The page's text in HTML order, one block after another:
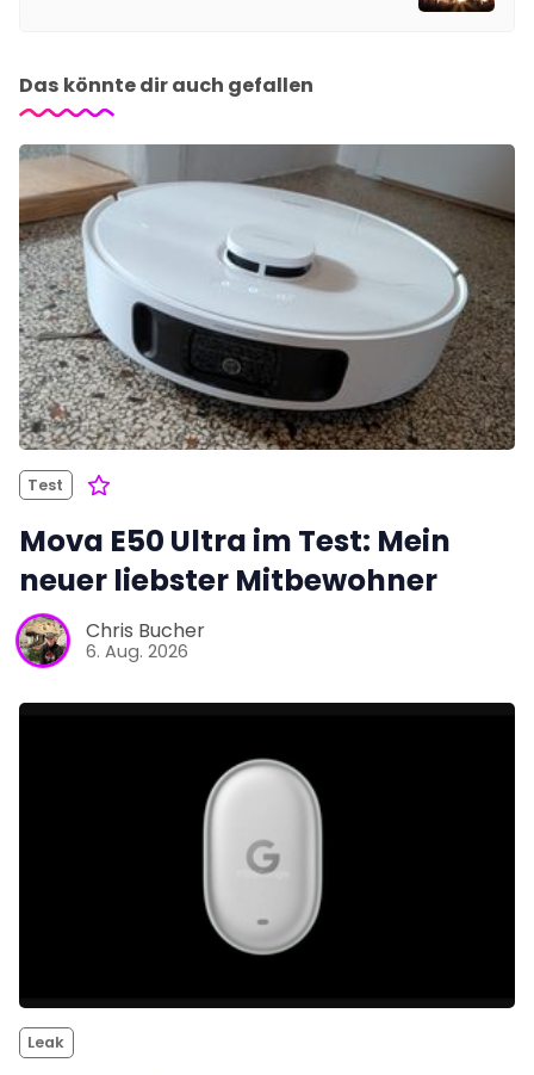
Das könnte dir auch gefallen
Test
Mova E50 Ultra im Test: Mein
neuer liebster Mitbewohner
Chris Bucher
6. Aug. 2026
Leak